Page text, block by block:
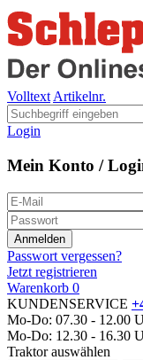
Volltext Artikelnr.
Login
Mein Konto /
Passwort vergessen?
Jetzt registrieren
Warenkorb 0
KUNDENSERVICE
Mo-Do: 07.30 - 12.00
Mo-Do: 12.30 - 16.30
Traktor auswählen